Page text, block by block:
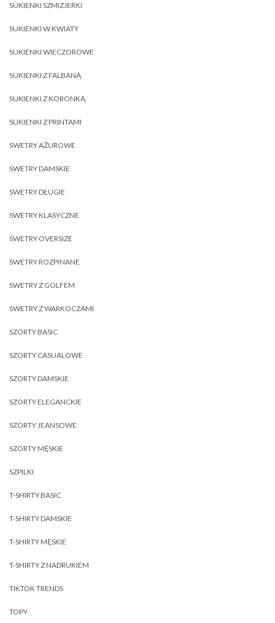
SUKIENKI SZMIZJERKI
SUKIENKI W KWIATY
SUKIENKI WIECZOROWE
SUKIENKI Z FALBANĄ
SUKIENKI Z KORONKĄ
SUKIENKI Z PRINTAMI
SWETRY AŻUROWE
SWETRY DAMSKIE
SWETRY DŁUGIE
SWETRY KLASYCZNE
SWETRY OVERSIZE
SWETRY ROZPINANE
SWETRY Z GOLFEM
SWETRY Z WARKOCZAMI
SZORTY BASIC
SZORTY CASUALOWE
SZORTY DAMSKIE
SZORTY ELEGANCKIE
SZORTY JEANSOWE
SZORTY MĘSKIE
SZPILKI
T-SHIRTY BASIC
T-SHIRTY DAMSKIE
T-SHIRTY MĘSKIE
T-SHIRTY Z NADRUKIEM
TIKTOK TRENDS
TOPY